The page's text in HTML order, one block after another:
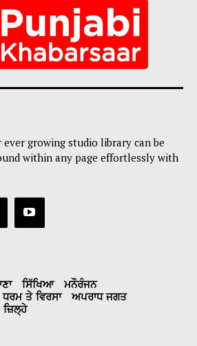
growing studio library can be
within any page effortlessly with
ਸਿੱਖਿਆ
ਮਨੌਰੰਜਨ
ਧਰਮ ਤੇ ਵਿਰਸਾ
ਅਪਰਾਧ ਜਗਤ
ਜ਼ਿਲ੍ਹੇ